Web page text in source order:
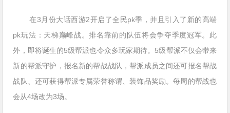
在3月份大话西游2开启了全民pk季，并且引入了新的高端
pk玩法：天梯巅峰战。排名靠前的队伍将会争夺季度冠军。此
外，即将诞生的5级帮派也令众多玩家期待。5级帮派不仅会带来
新的帮派守护，报名新的帮战战队，帮派成员之间还可报名帮战
战队、还可获得帮派专属荣誉称谓、装饰品奖励。每周的帮战也
会从4场改为3场。